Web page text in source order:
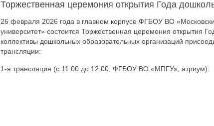
Торжественная церемония открытия Года
26 февраля 2026 года в главном корпусе ФГБОУ ВО
университет» состоится Торжественная церемония открытия
коллективы дошкольных образовательных организаций
трансляции:
1-я трансляция (с 11:00 до 12:00, ФГБОУ ВО «МПГУ», атриум):